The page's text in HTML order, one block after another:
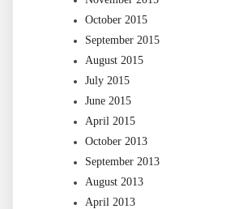
October 2015
September 2015
August 2015
July 2015
June 2015
April 2015
October 2013
September 2013
August 2013
April 2013